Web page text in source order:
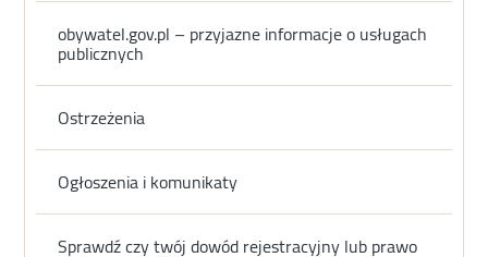
obywatel.gov.pl – przyjazne informacje o usługach
publicznych
Ostrzeżenia
Ogłoszenia i komunikaty
Sprawdź czy twój dowód rejestracyjny lub prawo